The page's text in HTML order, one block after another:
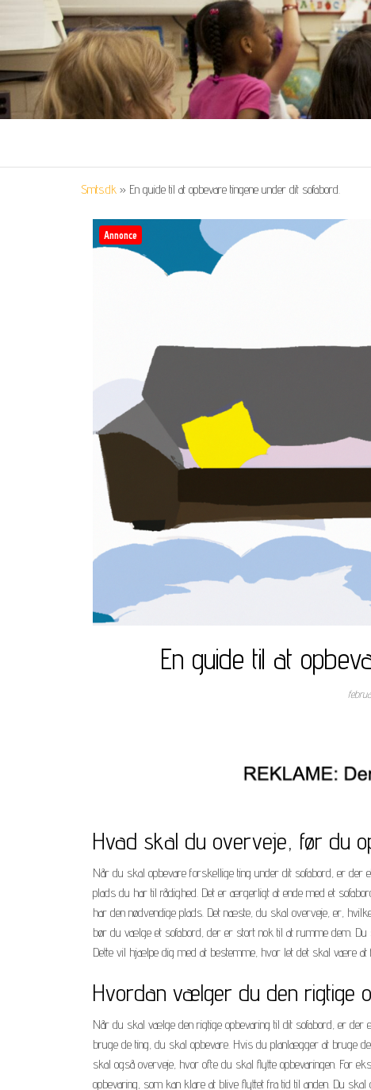
Smts.dk » En guide til at opbevare tingene under dit sofabord.
Annonce
En guide til at
Hvad skal du overveje, før du
Når du skal opbevare forskellige ting under dit sofabord, er
plads du har til rådighed. Det er ærgerligt at ende med et
har den nødvendige plads. Det næste, du skal overveje, er,
bør du vælge et sofabord, der er stort nok til at rumme dem.
Dette vil hjælpe dig med at bestemme, hvor let det skal være at
Hvordan vælger du den rigtige
Når du skal vælge den rigtige opbevaring til dit sofabord, er
bruge de ting, du skal opbevare. Hvis du planlægger at bruge
skal også overveje, hvor ofte du skal flytte opbevaringen. For
opbevaring, som kan klare at blive flyttet fra tid til anden. Du